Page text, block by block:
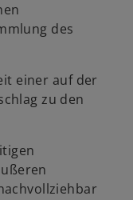
des
einer auf der
zu den